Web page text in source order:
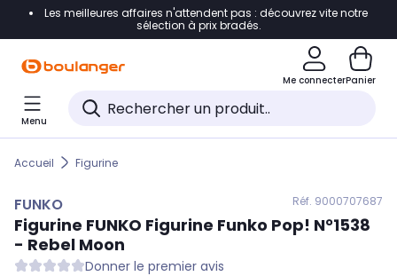
Accéder directement à la navigation
Accéder directement au pied de page
Accéder directement au chatbot
Les meilleures affaires n'attendent pas : découvrez vite notre
sélection à prix bradés.
Me connecterPanier
Menu
Accueil Figurine
FUNKO Réf. 9000707687
Figurine FUNKO Figurine Funko Pop! N°1538
- Rebel Moon
Donner le premier avis